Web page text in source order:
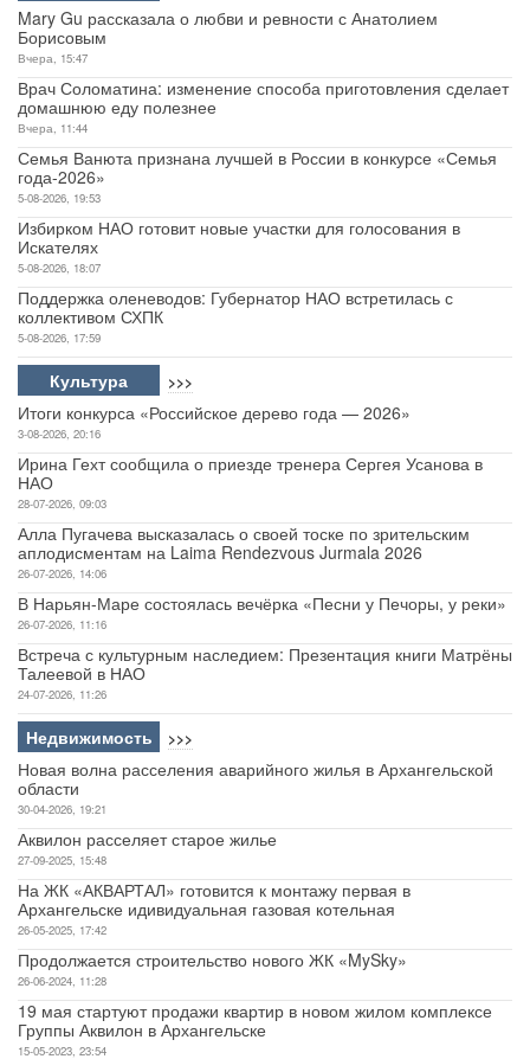
Mary Gu рассказала о любви и ревности с Анатолием
Борисовым
Вчера, 15:47
Врач Соломатина: изменение способа приготовления сделает
домашнюю еду полезнее
Вчера, 11:44
Семья Ванюта признана лучшей в России в конкурсе «Семья
года-2026»
5-08-2026, 19:53
Избирком НАО готовит новые участки для голосования в
Искателях
5-08-2026, 18:07
Поддержка оленеводов: Губернатор НАО встретилась с
коллективом СХПК
5-08-2026, 17:59
Культура >>>
Итоги конкурса «Российское дерево года — 2026»
3-08-2026, 20:16
Ирина Гехт сообщила о приезде тренера Сергея Усанова в
НАО
28-07-2026, 09:03
Алла Пугачева высказалась о своей тоске по зрительским
аплодисментам на Laima Rendezvous Jurmala 2026
26-07-2026, 14:06
В Нарьян-Маре состоялась вечёрка «Песни у Печоры, у реки»
26-07-2026, 11:16
Встреча с культурным наследием: Презентация книги Матрёны
Талеевой в НАО
24-07-2026, 11:26
Недвижимость >>>
Новая волна расселения аварийного жилья в Архангельской
области
30-04-2026, 19:21
Аквилон расселяет старое жилье
27-09-2025, 15:48
На ЖК «АКВАРТАЛ» готовится к монтажу первая в
Архангельске идивидуальная газовая котельная
26-05-2025, 17:42
Продолжается строительство нового ЖК «MySky»
26-06-2024, 11:28
19 мая стартуют продажи квартир в новом жилом комплексе
Группы Аквилон в Архангельске
15-05-2023, 23:54